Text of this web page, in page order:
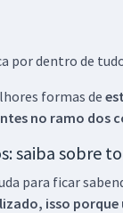
por dentro de
formas de
no ramo dos
saiba sobre
para ficar
isso porque